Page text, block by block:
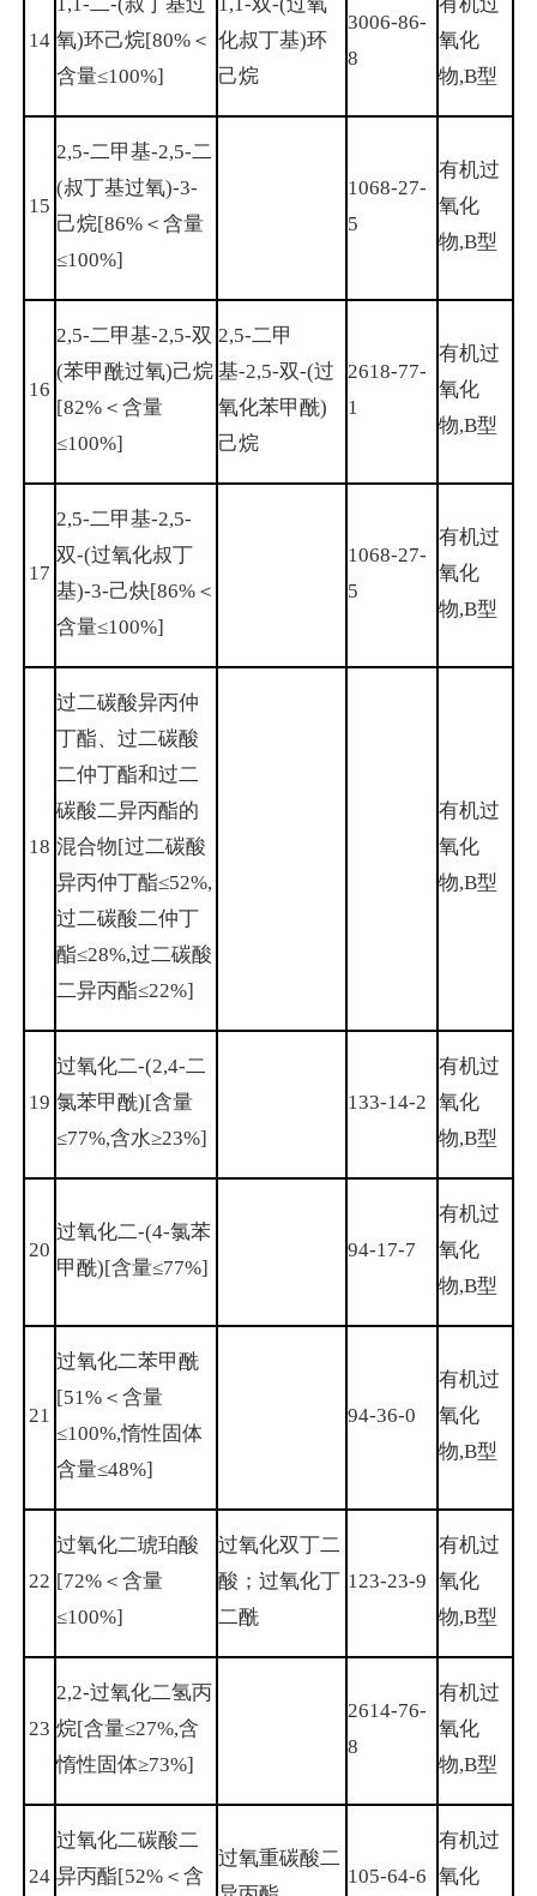
14 氧)环己烷[80%＜
含量≤100%]
化叔丁基)环
己烷
3006-86-
8
氧化
物,B型
15
2,5-二甲基-2,5-二
(叔丁基过氧)-3-
己烷[86%＜含量
≤100%]
1068-27-
5
有机过
氧化
物,B型
16
2,5-二甲基-2,5-双
(苯甲酰过氧)己烷
[82%＜含量
≤100%]
2,5-二甲
基-2,5-双-(过
氧化苯甲酰)
己烷
2618-77-
1
有机过
氧化
物,B型
17
2,5-二甲基-2,5-
双-(过氧化叔丁
基)-3-己炔[86%＜
含量≤100%]
1068-27-
5
有机过
氧化
物,B型
18
过二碳酸异丙仲
丁酯、过二碳酸
二仲丁酯和过二
碳酸二异丙酯的
混合物[过二碳酸
异丙仲丁酯≤52%,
过二碳酸二仲丁
酯≤28%,过二碳酸
二异丙酯≤22%]
有机过
氧化
物,B型
19
过氧化二-(2,4-二
氯苯甲酰)[含量
≤77%,含水≥23%]
133-14-2
有机过
氧化
物,B型
20
过氧化二-(4-氯苯
甲酰)[含量≤77%]
94-17-7
有机过
氧化
物,B型
21
过氧化二苯甲酰
[51%＜含量
≤100%,惰性固体
含量≤48%]
94-36-0
有机过
氧化
物,B型
22
过氧化二琥珀酸
[72%＜含量
≤100%]
过氧化双丁二
酸；过氧化丁
二酰
123-23-9
有机过
氧化
物,B型
23
2,2-过氧化二氢丙
烷[含量≤27%,含
惰性固体≥73%]
2614-76-
8
有机过
氧化
物,B型
24
过氧化二碳酸二
异丙酯[52%＜含
过氧重碳酸二
105-64-6
有机过
氧化